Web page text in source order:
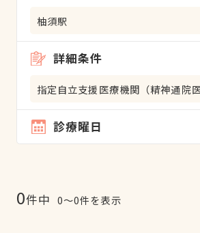
柚須駅
詳細条件
指定自立支援医療機関（精神通院医
診療曜日
0件中 0〜0件を表示